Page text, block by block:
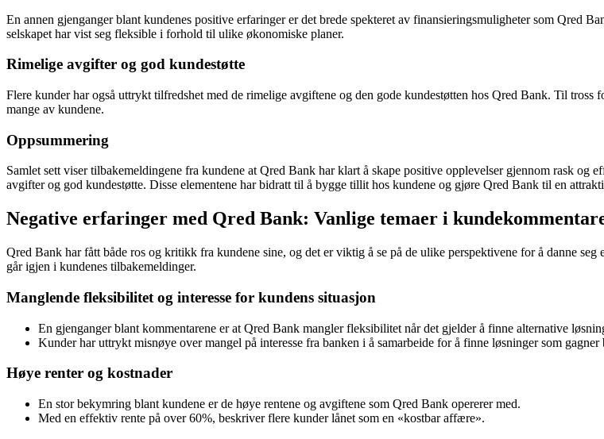
En annen gjenganger blant kundenes positive erfaringer er det brede spekteret av finansieringsmuligheter som Qred
selskapet har vist seg fleksible i forhold til ulike økonomiske planer.
Rimelige avgifter og god kundestøtte
Flere kunder har også uttrykt tilfredshet med de rimelige avgiftene og den gode kundestøtten hos Qred Bank. Til
mange av kundene.
Oppsummering
Samlet sett viser tilbakemeldingene fra kundene at Qred Bank har klart å skape positive opplevelser gjennom rask
avgifter og god kundestøtte. Disse elementene har bidratt til å bygge tillit hos kundene og gjøre Qred Bank til en
Negative erfaringer med Qred Bank: Vanlige temaer i
Qred Bank har fått både ros og kritikk fra kundene sine, og det er viktig å se på de ulike perspektivene for å danne
går igjen i kundenes tilbakemeldinger.
Manglende fleksibilitet og interesse for kundens situasjon
En gjenganger blant kommentarene er at Qred Bank mangler fleksibilitet når det gjelder å finne alternative
Kunder har uttrykt misnøye over mangel på interesse fra banken i å samarbeide for å finne løsninger som gagner
Høye renter og kostnader
En stor bekymring blant kundene er de høye rentene og avgiftene som Qred Bank opererer med.
Med en effektiv rente på over 60%, beskriver flere kunder lånet som en «kostbar affære».